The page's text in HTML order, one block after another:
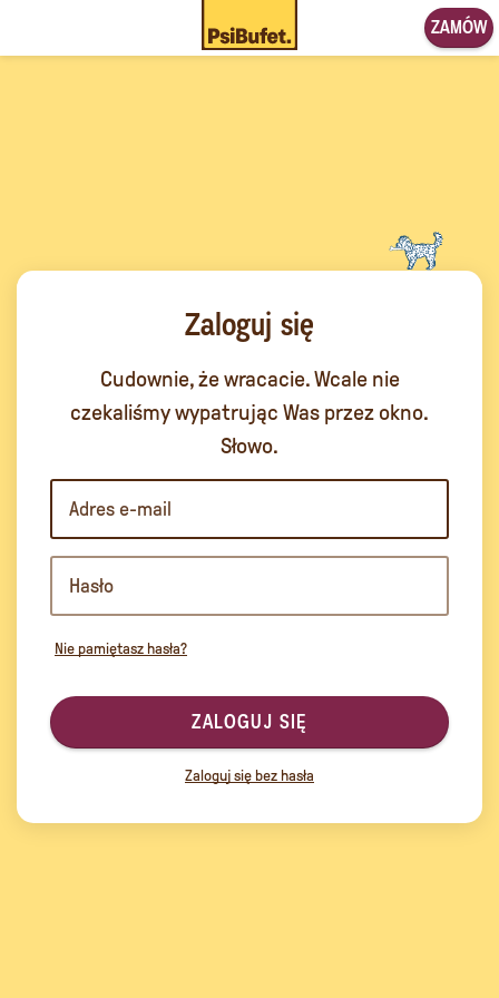
ZAMÓW
Zaloguj się
Cudownie, że wracacie. Wcale nie
czekaliśmy wypatrując Was przez okno.
Słowo.
Nie pamiętasz hasła?
ZALOGUJ SIĘ
Zaloguj się bez hasła